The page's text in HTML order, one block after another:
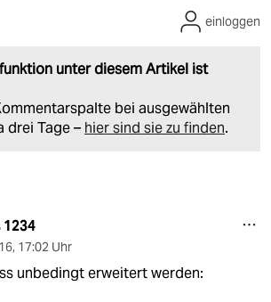
unter diesem Artikel ist
bei ausgewählten
drei Tage – hier sind sie zu finden.
einloggen
, 17:02 Uhr
unbedingt erweitert werden: